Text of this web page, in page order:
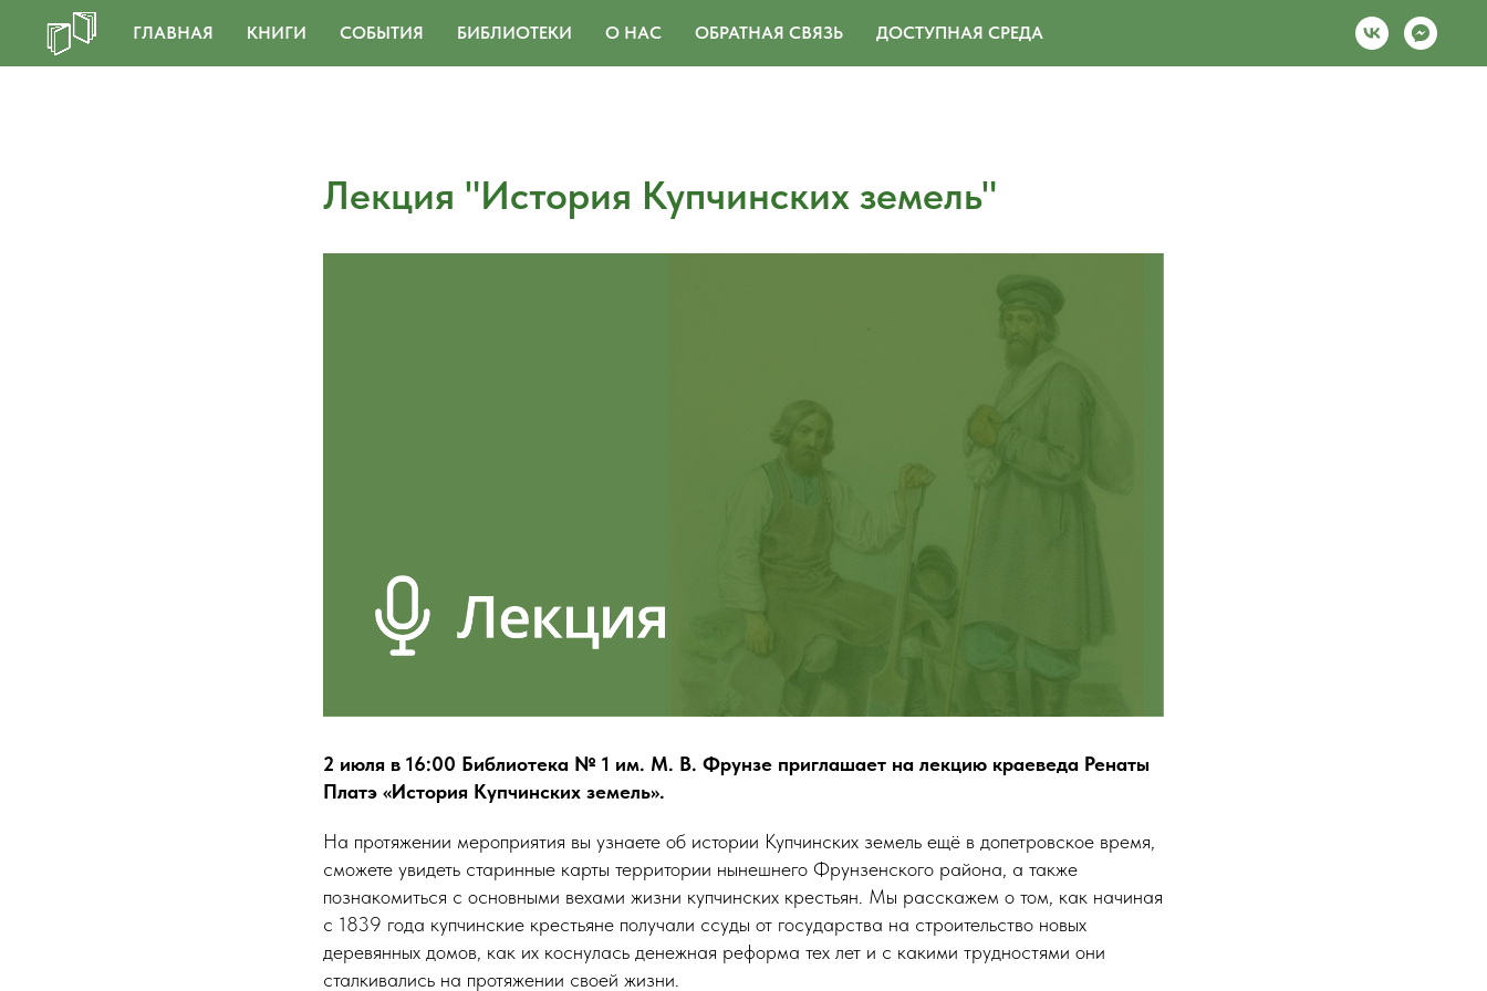
ГЛАВНАЯ КНИГИ СОБЫТИЯ БИБЛИОТЕКИ О НАС ОБРАТНАЯ СВЯЗЬ ДОСТУПНАЯ СРЕДА
Лекция "История Купчинских земель"
2 июля в 16:00 Библиотека № 1 им. М. В. Фрунзе приглашает на лекцию краеведа Ренаты
Платэ «История Купчинских земель».
На протяжении мероприятия вы узнаете об истории Купчинских земель ещё в допетровское время,
сможете увидеть старинные карты территории нынешнего Фрунзенского района, а также
познакомиться с основными вехами жизни купчинских крестьян. Мы расскажем о том, как начиная
с 1839 года купчинские крестьяне получали ссуды от государства на строительство новых
деревянных домов, как их коснулась денежная реформа тех лет и с какими трудностями они
сталкивались на протяжении своей жизни.